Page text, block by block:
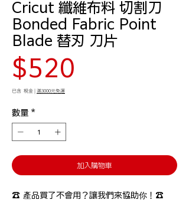
Cricut 纖維布料 切割刀
Bonded Fabric Point
Blade 替刃 刀片
$520
已含 稅金 滿3000元免運
數量 *
加入購物車
☎️ 產品買了不會用？讓我們來協助你！☎️